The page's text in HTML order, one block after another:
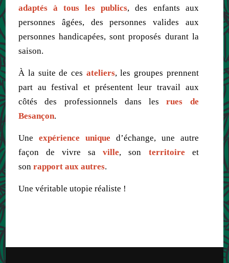
adaptés à tous les publics, des enfants aux
personnes âgées, des personnes valides aux
personnes handicapées, sont proposés durant la
saison.
À la suite de ces ateliers, les groupes prennent
part au festival et présentent leur travail aux
côtés des professionnels dans lesrues
de
Besançon.
Uneexpérience unique d’échange, une autre
façon de vivre saville, son territoire
et
sonrapport aux autres.
Une véritable utopie réaliste !